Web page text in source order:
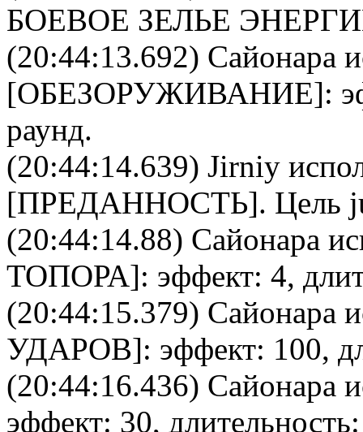
БОЕВОЕ ЗЕЛЬЕ
(20:44:13.692) Сайонара
[ОБЕЗОРУЖИВАНИЕ]:
раунд.
(20:44:14.639) Jirniy
[ПРЕДАННОСТЬ]. Цель
(20:44:14.88) Сайонара
ТОПОРА]: эффект: 4,
(20:44:15.379) Сайонара
УДАРОВ]: эффект: 100,
(20:44:16.436) Сайонара
эффект: 30,